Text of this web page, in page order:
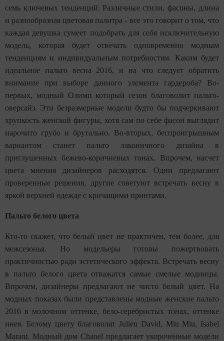
семь ключевых тенденций. Различные стили, фасоны, длина
и разнообразная цветовая палитра - все это говорит о том, что
каждая девушка сумеет подобрать для себя исключительную
модель, которая будет отвечать одновременно модным
тенденциям и индивидуальным потребностям. Каким будет
идеальное пальто весна 2016, и на что следует обратить
внимание при выборе данного элемента гардероба? Во-
первых, модный Олимп который сезон благоволит пальто-
оверсайз. Эти безразмерные модели будто бы подчеркивают
хрупкость женской фигуры, хотя сам по себе фасон выглядит
нарочито грубо и брутально. Во-вторых, беспроигрышным
вариантом станет пальто лаконичного дизайна в
приглушенных бежево-коричневых тонах. Впрочем, насчет
цвета мнения дизайнеров расходятся. Одни предлагают
проверенные решения, другие советуют встречать весну в
яркой верхней одежде с кричащими принтами.
Пальто белого цвета
Кто-то скажет, что белый цвет не практичен, тем более, для
межсезонья. Но модельеры готовы пожертвовать
практичностью ради эстетического эффекта. Встречать весну
в пальто белого цвета отважатся самые смелые модницы.
Впрочем, дизайнеры предлагают не чисто белый цвет. На
модных показах были представлены модные женские пальто
2016 в молочном оттенке, бело-серебристых тонах, оттенке
инея. Белому цвету благоволят Julien David, Miu Miu, Isabel
Marant. Модный дом Chanel предлагает укороченные модели